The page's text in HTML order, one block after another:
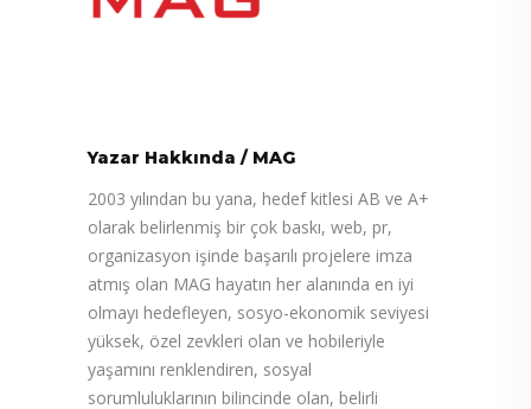
Yazar Hakkında / MAG
2003 yılından bu yana, hedef kitlesi AB ve A+
olarak belirlenmiş bir çok baskı, web, pr,
organizasyon işinde başarılı projelere imza
atmış olan MAG hayatın her alanında en iyi
olmayı hedefleyen, sosyo-ekonomik seviyesi
yüksek, özel zevkleri olan ve hobileriyle
yaşamını renklendiren, sosyal
sorumluluklarının bilincinde olan, belirli